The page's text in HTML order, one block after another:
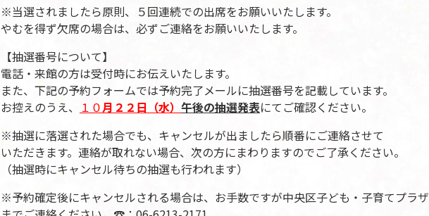
※当選されましたら原則、５回連続での出席をお願いいたします。
やむを得ず欠席の場合は、必ずご連絡をお願いいたします。
【抽選番号について】
電話・来館の方は受付時にお伝えいたします。
また、下記の予約フォームでは予約完了メールに抽選番号を記載しています。
お控えのうえ、 １０月２２日（水） 午後の抽選発表にてご確認ください。
※抽選に落選された場合でも、キャンセルが出ましたら順番にご連絡させて
いただきます。連絡が取れない場合、次の方にまわりますのでご了承ください。
（抽選時にキャンセル待ちの抽選も行われます）
※予約確定後にキャンセルされる場合は、お手数ですが中央区子ども・子育てプラザ